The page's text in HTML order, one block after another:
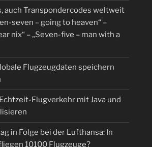
auch Transpondercodes weltweit
seven – going to heaven“ –
nix“ – „Seven-five – man with a
Flugzeugdaten speichern
Flugverkehr mit Java und
in Folge bei der Lufthansa: In
10100 Flugzeuge?